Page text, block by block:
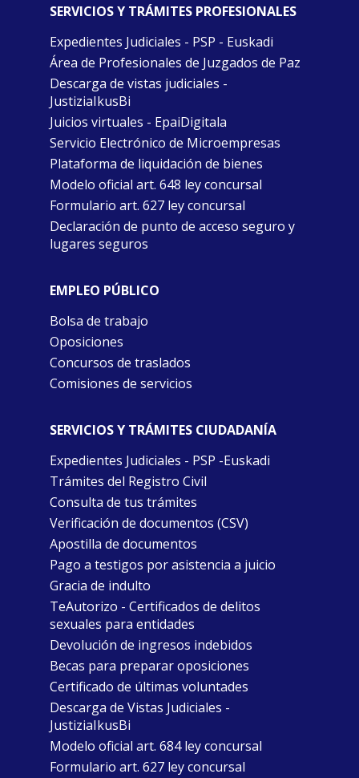
SERVICIOS Y TRÁMITES PROFESIONALES
Expedientes Judiciales - PSP - Euskadi
Área de Profesionales de Juzgados de Paz
Descarga de vistas judiciales -
JustiziaIkusBi
Juicios virtuales - EpaiDigitala
Servicio Electrónico de Microempresas
Plataforma de liquidación de bienes
Modelo oficial art. 648 ley concursal
Formulario art. 627 ley concursal
Declaración de punto de acceso seguro y
lugares seguros
EMPLEO PÚBLICO
Bolsa de trabajo
Oposiciones
Concursos de traslados
Comisiones de servicios
SERVICIOS Y TRÁMITES CIUDADANÍA
Expedientes Judiciales - PSP -Euskadi
Trámites del Registro Civil
Consulta de tus trámites
Verificación de documentos (CSV)
Apostilla de documentos
Pago a testigos por asistencia a juicio
Gracia de indulto
TeAutorizo - Certificados de delitos
sexuales para entidades
Devolución de ingresos indebidos
Becas para preparar oposiciones
Certificado de últimas voluntades
Descarga de Vistas Judiciales -
JustiziaIkusBi
Modelo oficial art. 684 ley concursal
Formulario art. 627 ley concursal